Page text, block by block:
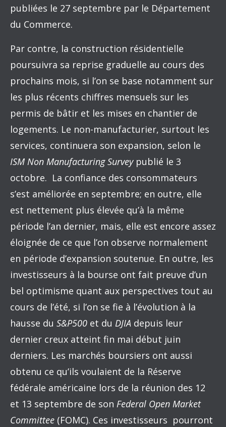
publiées le 27 septembre par le Département
du Commerce.
Par contre, la construction résidentielle
poursuivra sa reprise graduelle au cours des
prochains mois, si l’on se base notamment sur
les plus récents chiffres mensuels sur les
permis de bâtir et les mises en chantier de
logements. Le non-manufacturier, surtout les
services, continuera son expansion, selon le
ISM Non Manufacturing Surveypublié le 3
octobre. La confiance des consommateurs
s’est améliorée en septembre; en outre, elle
est nettement plus élevée qu’à la même
période l’an dernier, mais, elle est encore assez
éloignée de ce que l’on observe normalement
en période d’expansion soutenue. En outre, les
investisseurs à la bourse ont fait preuve d’un
bel optimisme quant aux perspectives tout au
cours de l’été, si l’on se fie à l’évolution à la
hausse du S&P500 et du DJIA depuis leur
dernier creux atteint fin mai début juin
derniers. Les marchés boursiers ont aussi
obtenu ce qu’ils voulaient de la Réserve
fédérale américaine lors de la réunion des 12
et 13 septembre de son Federal Open Market
Committee (FOMC). Ces investisseurs pourront